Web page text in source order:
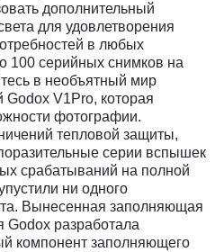
дополнительный
для удовлетворения
в любых
серийных снимков на
в необъятный мир
V1Pro, которая
фотографии.
тепловой защиты,
серии вспышек
срабатываний на полной
ни одного
Вынесенная заполняющая
разработала
компонент заполняющего